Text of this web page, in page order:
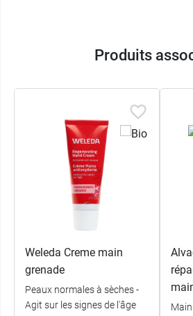
Produits
Weleda Creme main
grenade
Peaux normales à sèches -
Agit sur les signes de l'âge